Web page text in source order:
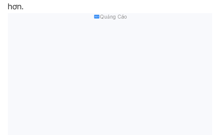
hơn.
Quảng Cáo